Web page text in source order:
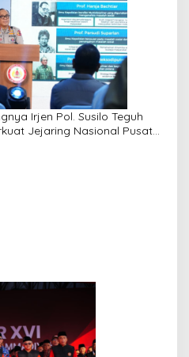
Irjen Pol. Susilo Teguh
Jejaring Nasional Pusat